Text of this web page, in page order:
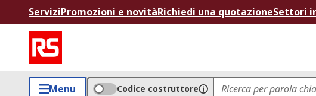
ServiziPromozioni e novitàRichiedi una quotazioneSettori
Menu Codice costruttore